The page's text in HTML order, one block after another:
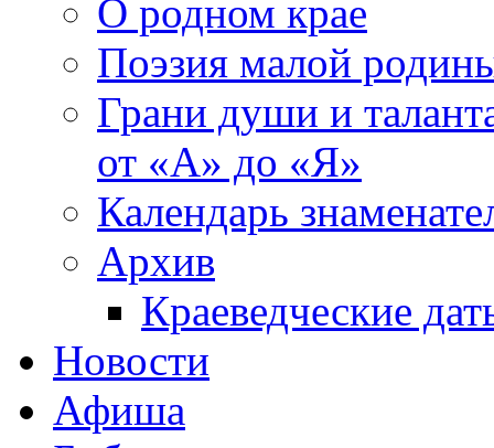
О родном крае
Поэзия малой
Грани души и
от «А» до «Я»
Календарь
Архив
Краеведческие
Новости
Афиша